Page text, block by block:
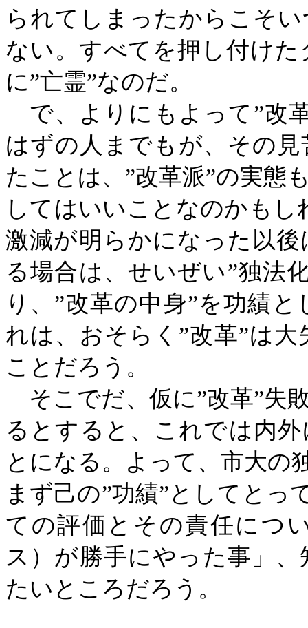
られてしまったからこそ
ない。すべてを押し付け
に”亡霊”なのだ。
で、よりにもよって”改
はずの人までもが、その
たことは、”改革派”の実態
してはいいことなのかもし
激減が明らかになった以
る場合は、せいぜい”独法
り、”改革の中身”を功績
れは、おそらく”改革”は
ことだろう。
そこでだ、仮に”改革”失
るとすると、これでは内
とになる。よって、市大の
まず己の”功績”としてとっ
ての評価とその責任につ
ス）が勝手にやった事」
たいところだろう。